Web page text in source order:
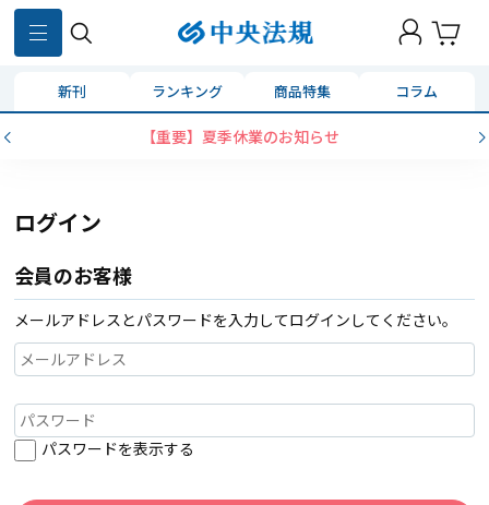
新刊 ランキング 商品特集 コラム
【重要】夏季休業のお知らせ
ログイン
会員のお客様
メールアドレスとパスワードを入力してログインしてください。
パスワードを表示する